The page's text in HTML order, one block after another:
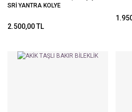
SRİ YANTRA KOLYE
2.500,00 TL